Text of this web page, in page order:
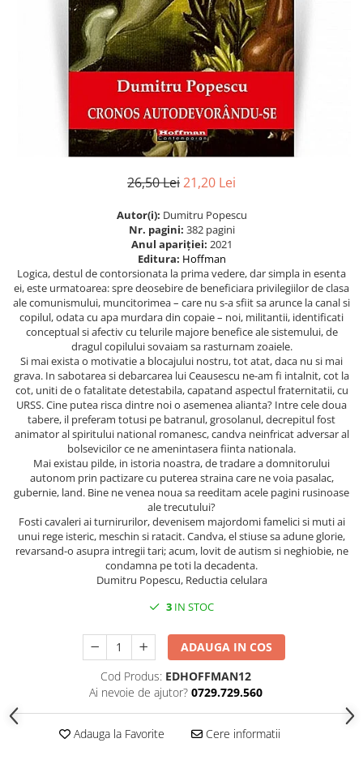
Gastronomie
Istorie/Critica
Manuale scolare/Cursuri
Politică/Geopolitică
Proză
Psihologie
Spiritualitate/Ezoterism
Sport
Stiinte/Educatie
Cărți
Reviste
Reviste
Capital
Evenimentul Istoric
Evenimentul istoric - editii
26,50 Lei21,20 Lei
Autor(i): Dumitru Popescu
Nr. pagini: 382 pagini
Anul apariției: 2021
Editura: Hoffman
Logica, destul de contorsionata la prima vedere, dar simpla in esenta
ei, este urmatoarea: spre deosebire de beneficiara privilegiilor de clasa
ale comunismului, muncitorimea – care nu s-a sfiit sa arunce la canal si
copilul, odata cu apa murdara din copaie – noi, militantii, identificati
conceptual si afectiv cu telurile majore benefice ale sistemului, de
dragul copilului sovaiam sa rasturnam zoaiele.
Si mai exista o motivatie a blocajului nostru, tot atat, daca nu si mai
grava. In sabotarea si debarcarea lui Ceausescu ne-am fi intalnit, cot la
cot, uniti de o fatalitate detestabila, capatand aspectul fraternitatii, cu
URSS. Cine putea risca dintre noi o asemenea alianta? Intre cele doua
tabere, il preferam totusi pe batranul, grosolanul, decrepitul fost
animator al spiritului national romanesc, candva neinfricat adversar al
bolsevicilor ce ne amenintasera fiinta nationala.
Mai existau pilde, in istoria noastra, de tradare a domnitorului
autonom prin pactizare cu puterea straina care ne voia pasalac,
gubernie, land. Bine ne venea noua sa reeditam acele pagini rusinoase
ale trecutului?
Fosti cavaleri ai turnirurilor, devenisem majordomi famelici si muti ai
unui rege isteric, meschin si ratacit. Candva, el stiuse sa adune glorie,
revarsand-o asupra intregii tari; acum, lovit de autism si neghiobie, ne
condamna pe toti la decadenta.
Dumitru Popescu, Reductia celulara
3 IN STOC
ADAUGA IN COS
Cod Produs: EDHOFFMAN12
Ai nevoie de ajutor? 0729.729.560
Adauga la Favorite Cere informatii